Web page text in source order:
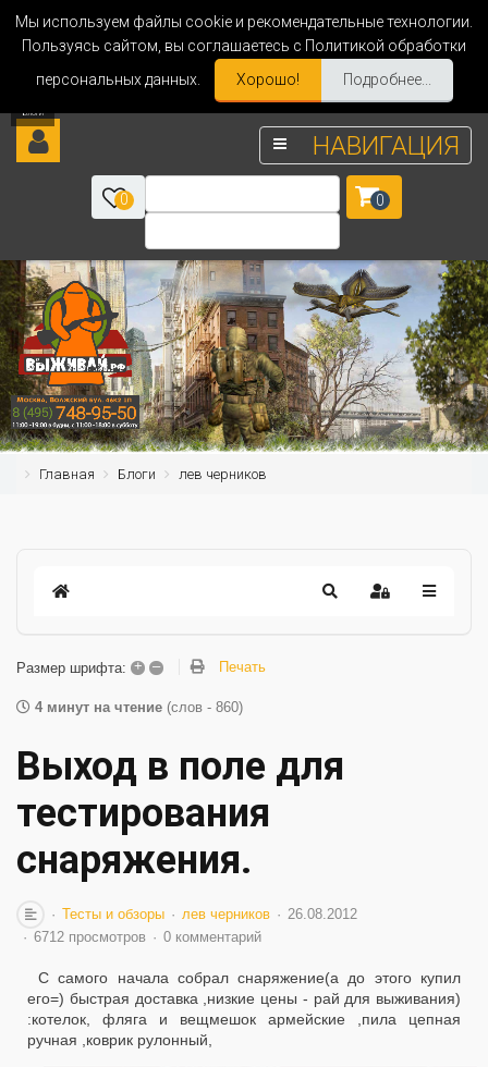
Мы используем файлы cookie и рекомендательные технологии.
Пользуясь сайтом, вы соглашаетесь с Политикой обработки
персональных данных.
Хорошо! Подробнее...
НАВИГАЦИЯ
0 0
Главная Блоги лев черников
Размер шрифта: + – Печать
4 минут на чтение (слов - 860)
Выход в поле для
тестирования
снаряжения.
Тесты и обзоры лев черников
26.08.2012
6712 просмотров
0 комментарий
С самого начала собрал снаряжение(а до этого купил
его=) быстрая доставка ,низкие цены - рай для выживания)
:котелок, фляга и вещмешок армейские ,пила цепная
ручная ,коврик рулонный,